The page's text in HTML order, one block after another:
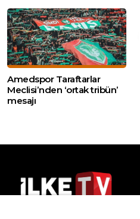
Amedspor Taraftarlar
Meclisi’nden ‘ortak tribün’
mesajı